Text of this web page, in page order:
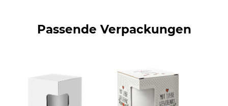
Passende Verpackungen